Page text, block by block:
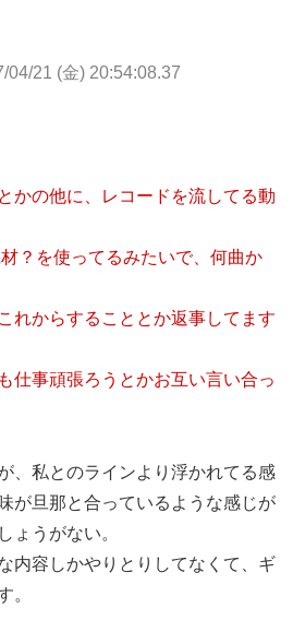
04/21 (金) 20:54:08.37
かの他に、レコードを流してる動
？を使ってるみたいで、何曲か
れからすることとか返事してます
仕事頑張ろうとかお互い言い合っ
、私とのラインより浮かれてる感
が旦那と合っているような感じが
ょうがない。
内容しかやりとりしてなくて、ギ
。